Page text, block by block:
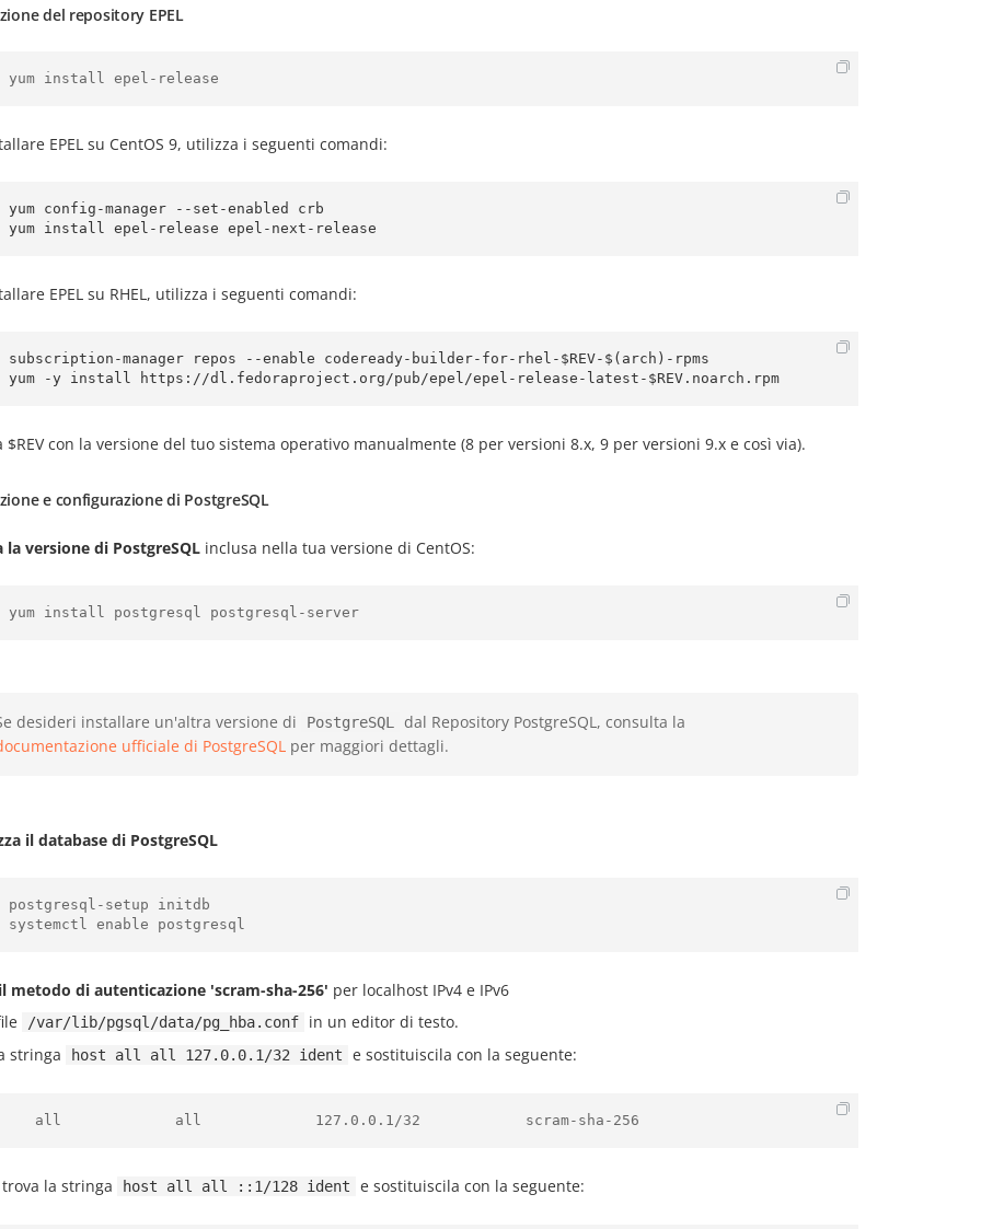
del repository EPEL
EPEL su CentOS 9, utilizza i seguenti comandi:
yum config-manager --set-enabled crb
EPEL su RHEL, utilizza i seguenti comandi:
subscription-manager repos --enable codeready-builder-for-rhel-$REV-$(arch)-rpms
$REV con la versione del tuo sistema operativo manualmente (8 per versioni 8.x, 9 per versioni 9.x e così via).
e configurazione di PostgreSQL
la versione di PostgreSQL inclusa nella tua versione di CentOS:
yum install postgresql postgresql-server
desideri installare un'altra versione di PostgreSQL
dal Repository PostgreSQL, consulta la
ufficiale di PostgreSQL per maggiori dettagli.
il database di PostgreSQL
postgresql-setup initdb
metodo di autenticazione 'scram-sha-256' per localhost IPv4 e IPv6
/var/lib/pgsql/data/pg_hba.conf
in un editor di testo.
stringa
host all all 127.0.0.1/32 ident e sostituiscila con la seguente:
la stringa host all all ::1/128 ident e sostituiscila con la seguente: